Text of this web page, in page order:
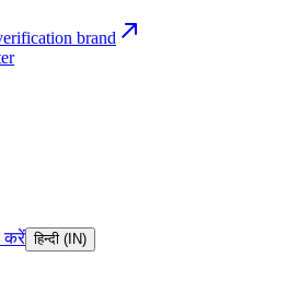
brand
करें हिन्दी (IN)